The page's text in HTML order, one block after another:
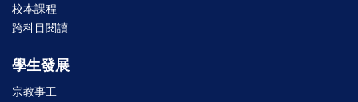
校本課程
跨科目閱讀
學生發展
宗教事工